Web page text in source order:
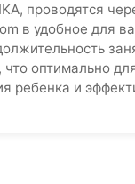
проводятся
в удобное для
что оптимально
ребенка и